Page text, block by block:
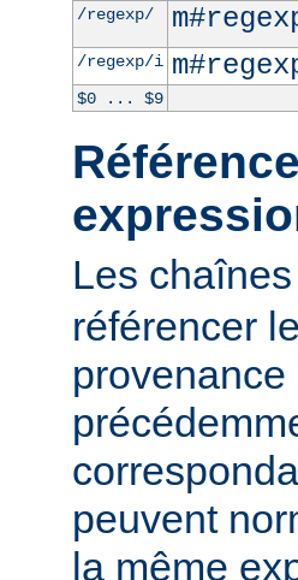
/regexp/
/regexp/i
$0 ... $9
Les chaînes
référencer
peuvent
la même